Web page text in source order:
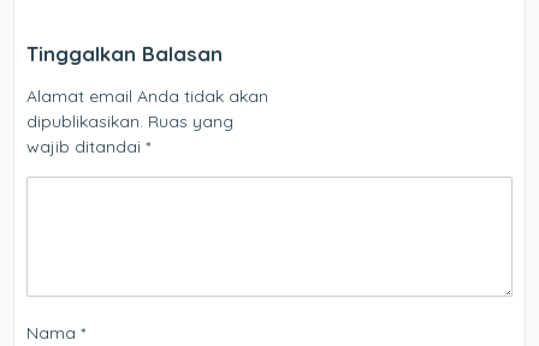
Tinggalkan Balasan
Alamat email Anda tidak akan
dipublikasikan. Ruas yang
wajib ditandai*
Nama*